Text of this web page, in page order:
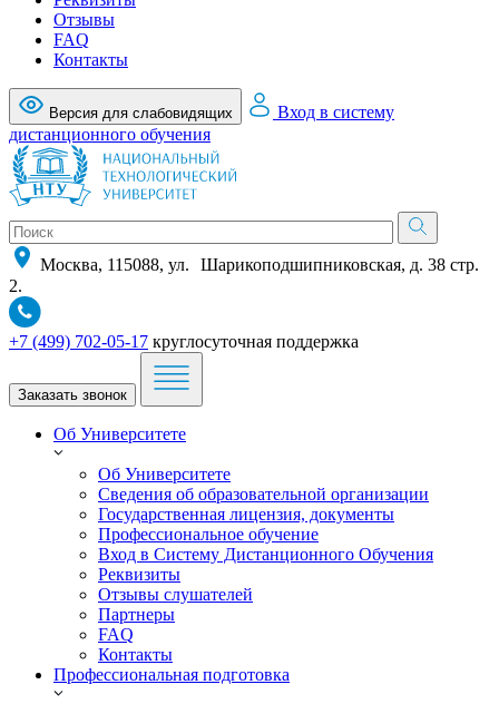
Отзывы
FAQ
Контакты
Версия для слабовидящих
Вход в систему
дистанционного обучения
Москва, 115088, ул. Шарикоподшипниковская, д. 38 стр.
2.
+7 (499) 702-05-17 круглосуточная поддержка
Заказать звонок
Об Университете
Об Университете
Сведения об образовательной организации
Государственная лицензия, документы
Профессиональное обучение
Вход в Систему Дистанционного Обучения
Реквизиты
Отзывы слушателей
Партнеры
FAQ
Контакты
Профессиональная подготовка